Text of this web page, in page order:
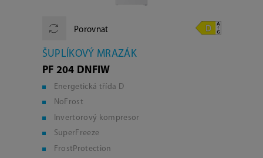
Porovnat
ŠUPLÍKOVÝ MRAZÁK
PF 204 DNFIW
Energetická třída D
NoFrost
Invertorový kompresor
SuperFreeze
FrostProtection